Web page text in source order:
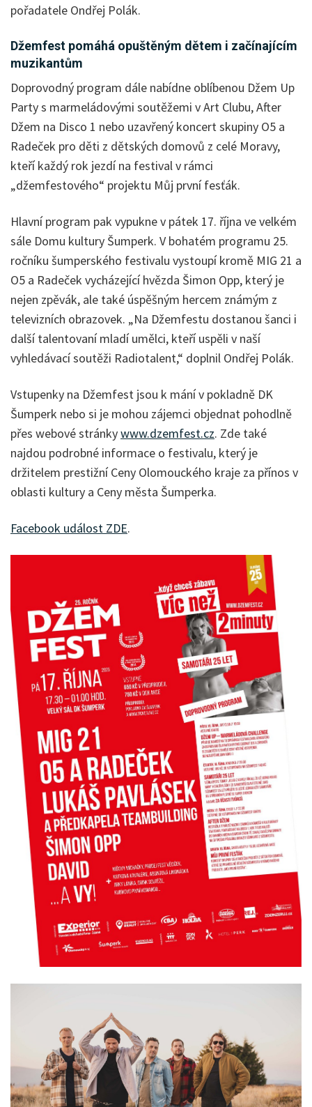
pořadatele Ondřej Polák.
Džemfest pomáhá opuštěným dětem i začínajícím
muzikantům
Doprovodný program dále nabídne oblíbenou Džem Up
Party s marmeládovými soutěžemi v Art Clubu, After
Džem na Disco 1 nebo uzavřený koncert skupiny O5 a
Radeček pro děti z dětských domovů z celé Moravy,
kteří každý rok jezdí na festival v rámci
„džemfestového“ projektu Můj první fesťák.
Hlavní program pak vypukne v pátek 17. října ve velkém
sále Domu kultury Šumperk. V bohatém programu 25.
ročníku šumperského festivalu vystoupí kromě MIG 21 a
O5 a Radeček vycházející hvězda Šimon Opp, který je
nejen zpěvák, ale také úspěšným hercem známým z
televizních obrazovek. „Na Džemfestu dostanou šanci i
další talentovaní mladí umělci, kteří uspěli v naší
vyhledávací soutěži Radiotalent,“ doplnil Ondřej Polák.
Vstupenky na Džemfest jsou k mání v pokladně DK
Šumperk nebo si je mohou zájemci objednat pohodlně
přes webové stránkywww.dzemfest.cz. Zde také
najdou podrobné informace o festivalu, který je
držitelem prestižní Ceny Olomouckého kraje za přínos v
oblasti kultury a Ceny města Šumperka.
Facebook událost ZDE.